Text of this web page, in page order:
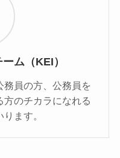
ム（KEI）
員の方、公務員を
方のチカラになれる
ます。